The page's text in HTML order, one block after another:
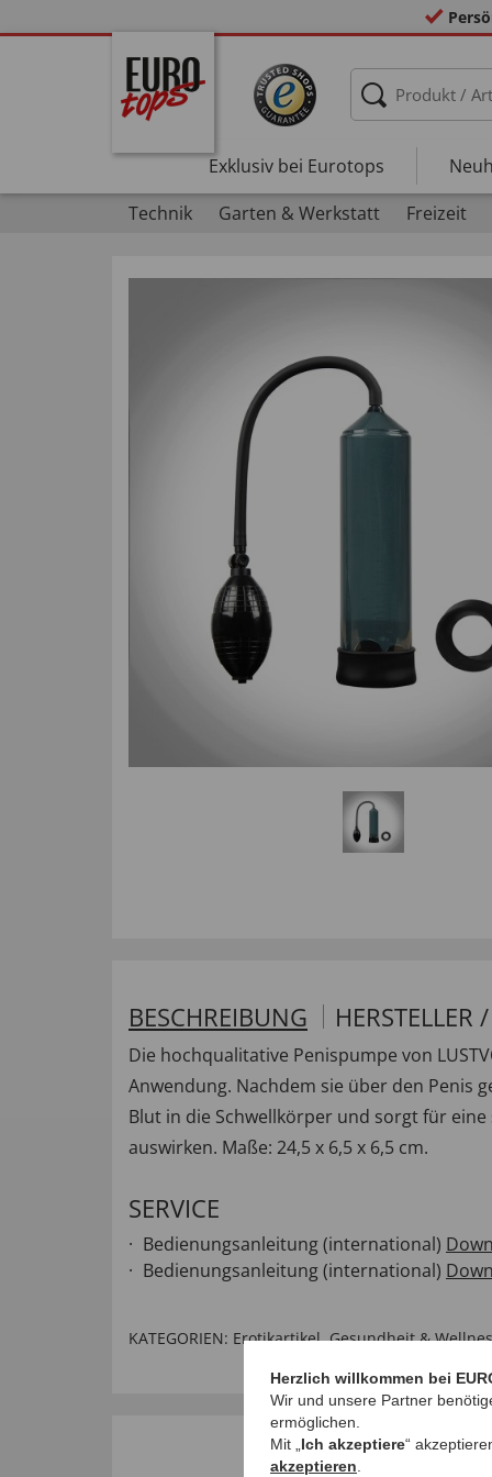
Exklusiv bei Eurotops
Technik
Garten & Werkstatt Freizeit
BESCHREIBUNG HERSTELLER
Die hochqualitative Penispumpe von
Anwendung. Nachdem sie über den Penis
Blut in die Schwellkörper und sorgt für
auswirken. Maße: 24,5 x 6,5 x 6,5 cm.
SERVICE
Bedienungsanleitung (international)
Bedienungsanleitung (international)
KATEGORIEN: Erotikartikel,Gesundheit &
Herzlich willkommen bei
Wir und unsere Partner
ermöglichen.
Mit „ Ich akzeptiere“
akzeptieren